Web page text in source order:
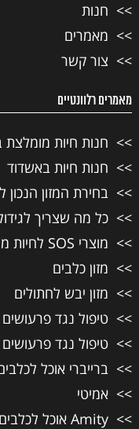
חנות
מאמרים
צור קשר
מאמרים רלוונטיים
חנות חיות
חנות חיות באשדוד
בחירת המזון
כל מה שצריך לגידול
מוצרי SOS לחיות מחמד
מזון כלבים
מזון יבש לחתולים
טיפול נגד
טיפול נגד
ברייברי אוכל
אמיטי
Amity אוכל לכלבים